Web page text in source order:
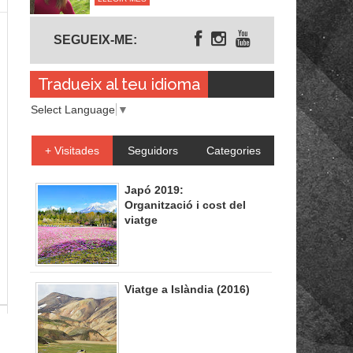
SEGUEIX-ME:
Tradueix al teu idioma
Select Language ▼
+ Visitades Seguidors Categories
Japó 2019:
Organització i cost del
viatge
Viatge a Islàndia (2016)